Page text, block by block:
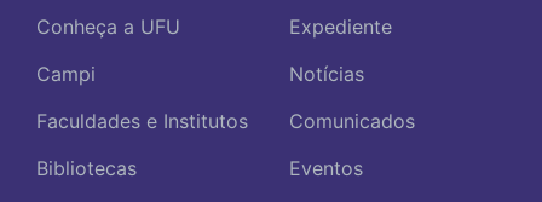
Conheça a UFU
Campi
Faculdades e Institutos
Bibliotecas
Expediente
Notícias
Comunicados
Eventos